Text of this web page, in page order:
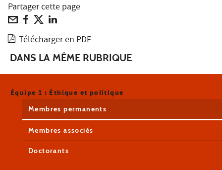
Partager cette page
Télécharger en PDF
DANS LA MÊME RUBRIQUE
Équipe 1 : Éthique et politique
Membres permanents
Membres associés
Doctorants